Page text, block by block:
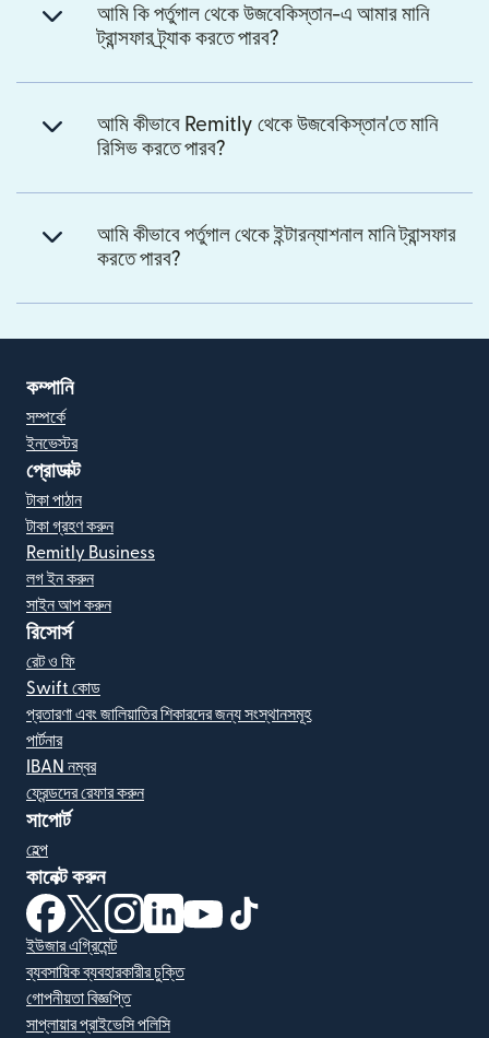
আমি কি পর্তুগাল থেকে উজবেকিস্তান-এ আমার মানি
ট্রান্সফার ট্র্যাক করতে পারব?
আমি কীভাবে Remitly থেকে উজবেকিস্তান'তে মানি
রিসিভ করতে পারব?
আমি কীভাবে পর্তুগাল থেকে ইন্টারন্যাশনাল মানি ট্রান্সফার
করতে পারব?
কম্পানি
সম্পর্কে
ইনভেস্টর
প্রোডাক্ট
টাকা পাঠান
টাকা গ্রহণ করুন
Remitly Business
লগ ইন করুন
সাইন আপ করুন
রিসোর্স
রেট ও ফি
Swift কোড
প্রতারণা এবং জালিয়াতির শিকারদের জন্য সংস্থানসমূহ
পার্টনার
IBAN নম্বর
ফ্রেন্ডদের রেফার করুন
সাপোর্ট
হেল্প
কানেক্ট করুন
(নতুন উইন্ডোতে খুলবে)
(নতুন উইন্ডোতে খুলবে)
(নতুন উইন্ডোতে খুলবে)
(নতুন উইন্ডোতে খুলবে)
(নতুন উইন্ডোতে খুলবে)
ইউজার এগ্রিমেন্ট
ব্যবসায়িক ব্যবহারকারীর চুক্তি
গোপনীয়তা বিজ্ঞপ্তি
সাপ্লায়ার প্রাইভেসি পলিসি